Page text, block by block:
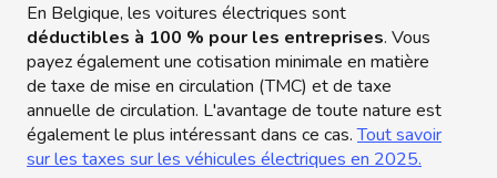
En Belgique, les voitures électriques sont
déductibles à 100 % pour les entreprises. Vous
payez également une cotisation minimale en matière
de taxe de mise en circulation (TMC) et de taxe
annuelle de circulation. L'avantage de toute nature est
également le plus intéressant dans ce cas.Tout savoir
sur les taxes sur les véhicules électriques en 2025.